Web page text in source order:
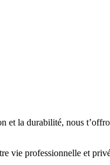
la durabilité, nous
professionnelle et